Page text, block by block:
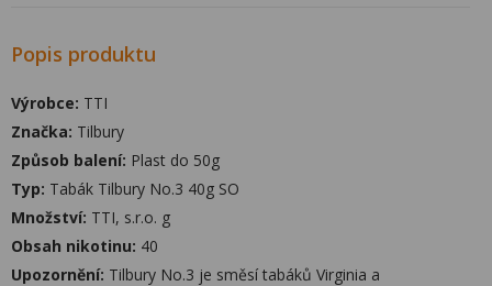
Popis produktu
Výrobce: TTI
Značka: Tilbury
Způsob balení: Plast do 50g
Typ: Tabák Tilbury No.3 40g SO
Množství: TTI, s.r.o. g
Obsah nikotinu: 40
Upozornění: Tilbury No.3 je směsí tabáků Virginia a